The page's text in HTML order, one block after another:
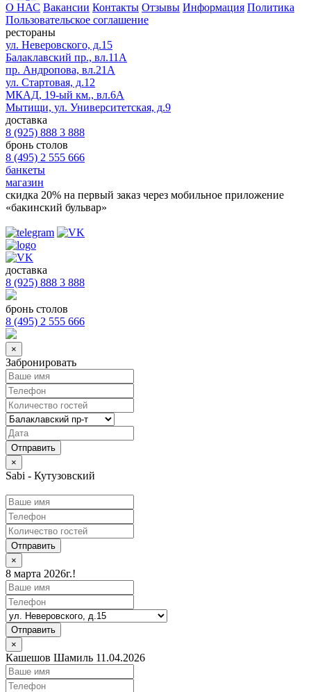
О НАС Вакансии Контакты Отзывы Информация Политика
Пользовательское соглашение
рестораны
ул. Неверовского, д.15
Балаклавский пр., вл.11А
пр. Андропова, вл.21А
ул. Стартовая, д.12
МКАД, 19-ый км., вл.6А
Мытищи, ул. Университетская, д.9
доставка
8 (925) 888 3 888
бронь столов
8 (495) 2 555 666
банкеты
магазин
скидка 20% на первый заказ через мобильное приложение
«бакинский бульвар»
доставка
8 (925) 888 3 888
бронь столов
8 (495) 2 555 666
×
Забронировать
×
Sabi - Кутузовский
Отправить
×
8 марта 2026г.!
Отправить
×
Кашешов Шамиль 11.04.2026